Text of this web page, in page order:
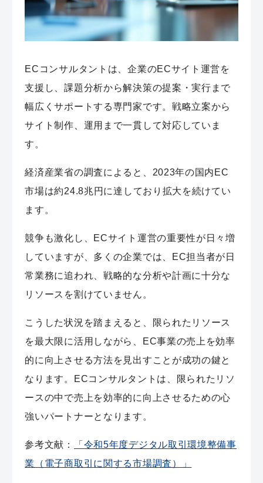
ECコンサルタントは、企業のECサイト運営を
支援し、課題分析から解決策の提案・実行まで
幅広くサポートする専門家です。戦略立案から
サイト制作、運用まで一貫して対応していま
す。
経済産業省の調査によると、2023年の国内EC
市場は約24.8兆円に達しており拡大を続けてい
ます。
競争も激化し、ECサイト運営の重要性が日々増
していますが、多くの企業では、EC担当者が日
常業務に追われ、戦略的な分析や計画に十分な
リソースを割けていません。
こうした状況を踏まえると、限られたリソース
を最大限に活用しながら、EC事業の売上を効率
的に向上させる方法を見出すことが成功の鍵と
なります。ECコンサルタントは、限られたリソ
ースの中で売上を効率的に向上させるための心
強いパートナーとなります。
参考文献：
「令和5年度デジタル取引環境整備事
業（電子商取引に関する市場調査）」